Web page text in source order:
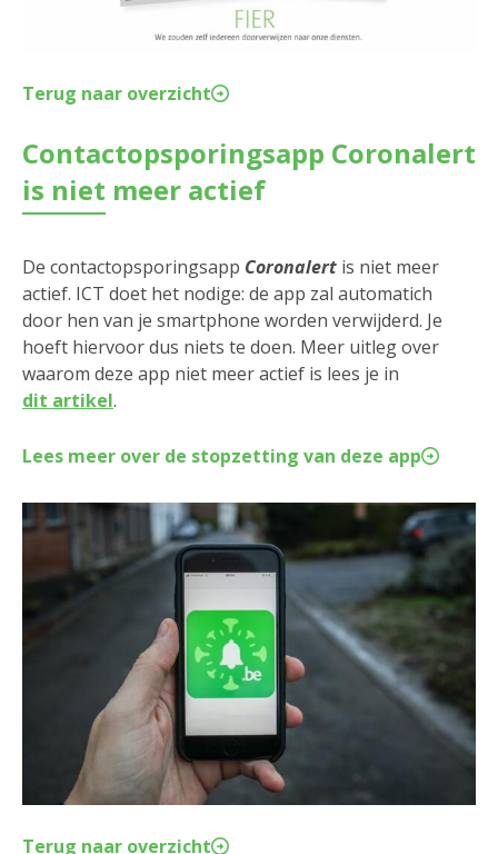
Terug naar overzicht
Contactopsporingsapp Coronalert
is niet meer actief
De contactopsporingsapp Coronalert is niet meer
actief. ICT doet het nodige: de app zal automatich
door hen van je smartphone worden verwijderd. Je
hoeft hiervoor dus niets te doen. Meer uitleg over
waarom deze app niet meer actief is lees je in
dit artikel.
Lees meer over de stopzetting van deze app
Terug naar overzicht